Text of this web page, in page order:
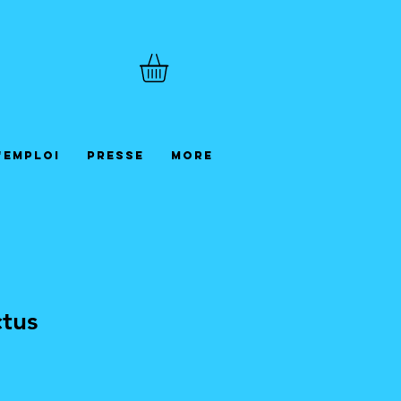
Presse More